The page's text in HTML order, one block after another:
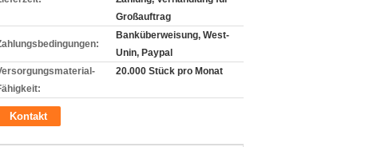
Großauftrag
Banküberweisung, West-
Unin, Paypal
20.000 Stück pro Monat
Kontakt